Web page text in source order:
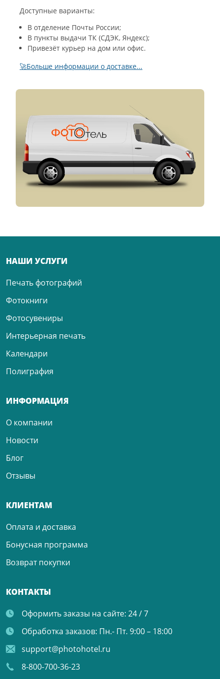
Доступные варианты:
В отделение Почты России;
В пункты выдачи ТК (СДЭК, Яндекс);
Привезёт курьер на дом или офис.
🚀Больше информации о доставке...
НАШИ УСЛУГИ
Печать фотографий
Фотокниги
Фотосувениры
Интерьерная печать
Календари
Полиграфия
ИНФОРМАЦИЯ
О компании
Новости
Блог
Отзывы
КЛИЕНТАМ
Оплата и доставка
Бонусная программа
Возврат покупки
КОНТАКТЫ
Оформить заказы на сайте: 24 / 7
Обработка заказов: Пн.- Пт. 9:00 – 18:00
support@photohotel.ru
8-800-700-36-23